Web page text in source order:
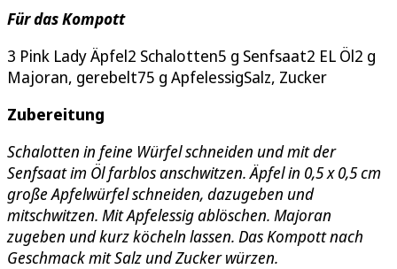
Für das Kompott
3 Pink Lady Äpfel2 Schalotten5 g Senfsaat2 EL Öl2 g
Majoran, gerebelt75 g ApfelessigSalz, Zucker
Zubereitung
Schalotten in feine Würfel schneiden und mit der
Senfsaat im Öl farblos anschwitzen. Äpfel in 0,5 x 0,5 cm
große Apfelwürfel schneiden, dazugeben und
mitschwitzen. Mit Apfelessig ablöschen. Majoran
zugeben und kurz köcheln lassen. Das Kompott nach
Geschmack mit Salz und Zucker würzen.